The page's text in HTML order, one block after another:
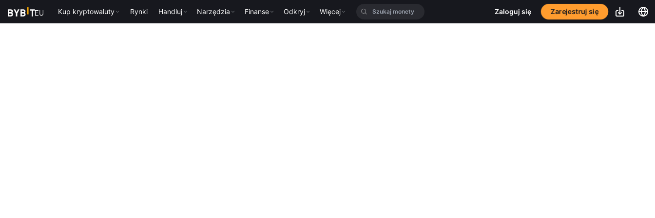
Kup kryptowaluty Rynki Handluj Narzędzia Finanse Odkryj Więcej Zaloguj się Zarejestruj się